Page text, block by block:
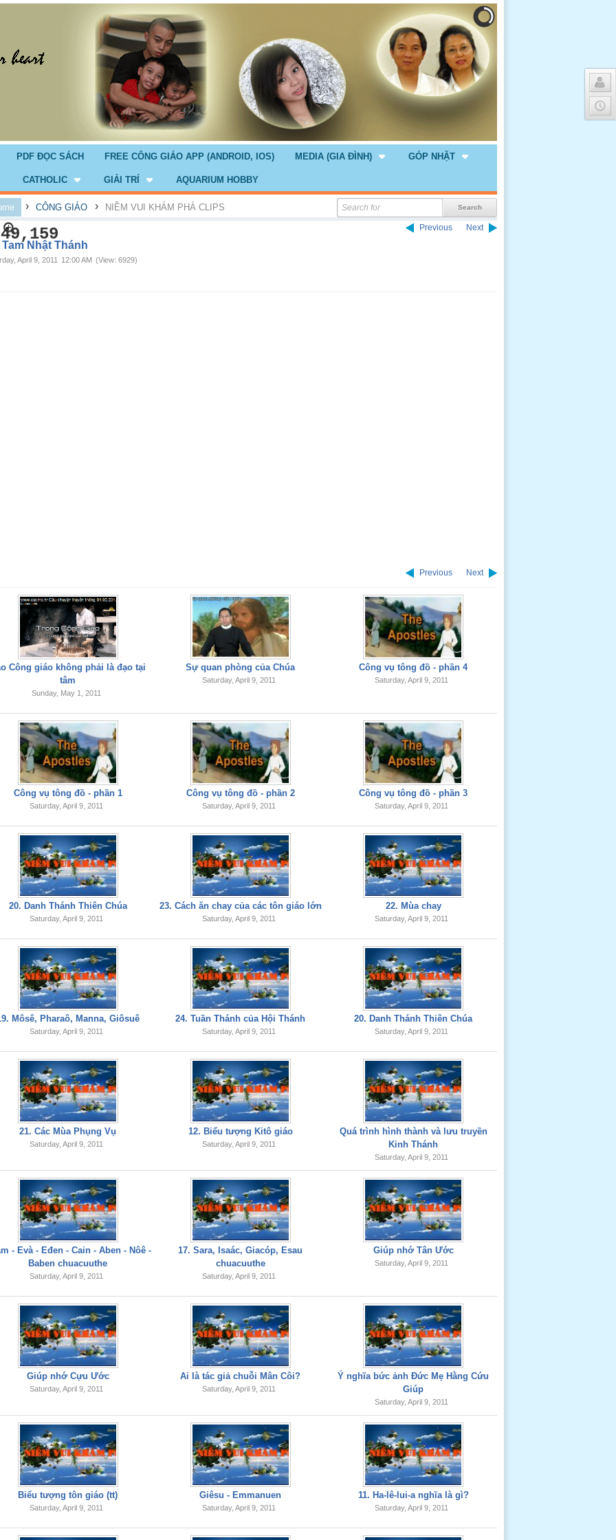
PDF ĐỌC SÁCH FREE CÔNG GIÁO APP (ANDROID, IOS) MEDIA (GIA ĐÌNH) GÓP NHẶT
CATHOLIC GIẢI TRÍ AQUARIUM HOBBY
› CÔNG GIÁO › NIỀM VUI KHÁM PHÁ CLIPS
Previous Next
Tam Nhật Thánh
April 9, 2011 12:00 AM (View: 6929)
Previous Next
Công giáo không phải là đạo tại
tâm
Sunday, May 1, 2011
Sự quan phòng của Chúa
Saturday, April 9, 2011
Công vụ tông đồ - phần 4
Saturday, April 9, 2011
Công vụ tông đồ - phần 1
Saturday, April 9, 2011
Công vụ tông đồ - phần 2
Saturday, April 9, 2011
Công vụ tông đồ - phần 3
Saturday, April 9, 2011
20. Danh Thánh Thiên Chúa
Saturday, April 9, 2011
23. Cách ăn chay của các tôn giáo lớn
Saturday, April 9, 2011
22. Mùa chay
Saturday, April 9, 2011
Môsê, Pharaô, Manna, Giôsuê
Saturday, April 9, 2011
24. Tuần Thánh của Hội Thánh
Saturday, April 9, 2011
20. Danh Thánh Thiên Chúa
Saturday, April 9, 2011
21. Các Mùa Phụng Vụ
Saturday, April 9, 2011
12. Biểu tượng Kitô giáo
Saturday, April 9, 2011
Quá trình hình thành và lưu truyền
Kinh Thánh
Saturday, April 9, 2011
- Evà - Eđen - Cain - Aben - Nôê -
Baben chuacuuthe
Saturday, April 9, 2011
17. Sara, Isaác, Giacóp, Esau
chuacuuthe
Saturday, April 9, 2011
Giúp nhớ Tân Ước
Saturday, April 9, 2011
Giúp nhớ Cựu Ước
Saturday, April 9, 2011
Ai là tác giả chuỗi Mân Côi?
Saturday, April 9, 2011
Ý nghĩa bức ảnh Đức Mẹ Hằng Cứu
Giúp
Saturday, April 9, 2011
Biểu tượng tôn giáo (tt)
Saturday, April 9, 2011
Giêsu - Emmanuen
Saturday, April 9, 2011
11. Ha-lê-lui-a nghĩa là gì?
Saturday, April 9, 2011